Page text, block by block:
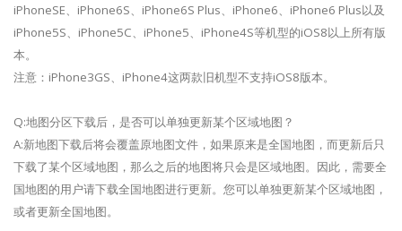
iPhoneSE、iPhone6S、iPhone6S Plus、iPhone6、iPhone6 Plus以及
iPhone5S、iPhone5C、iPhone5、iPhone4S等机型的iOS8以上所有版
本。
注意：iPhone3GS、iPhone4这两款旧机型不支持iOS8版本。
Q:地图分区下载后，是否可以单独更新某个区域地图？
A:新地图下载后将会覆盖原地图文件，如果原来是全国地图，而更新后只
下载了某个区域地图，那么之后的地图将只会是区域地图。因此，需要全
国地图的用户请下载全国地图进行更新。您可以单独更新某个区域地图，
或者更新全国地图。